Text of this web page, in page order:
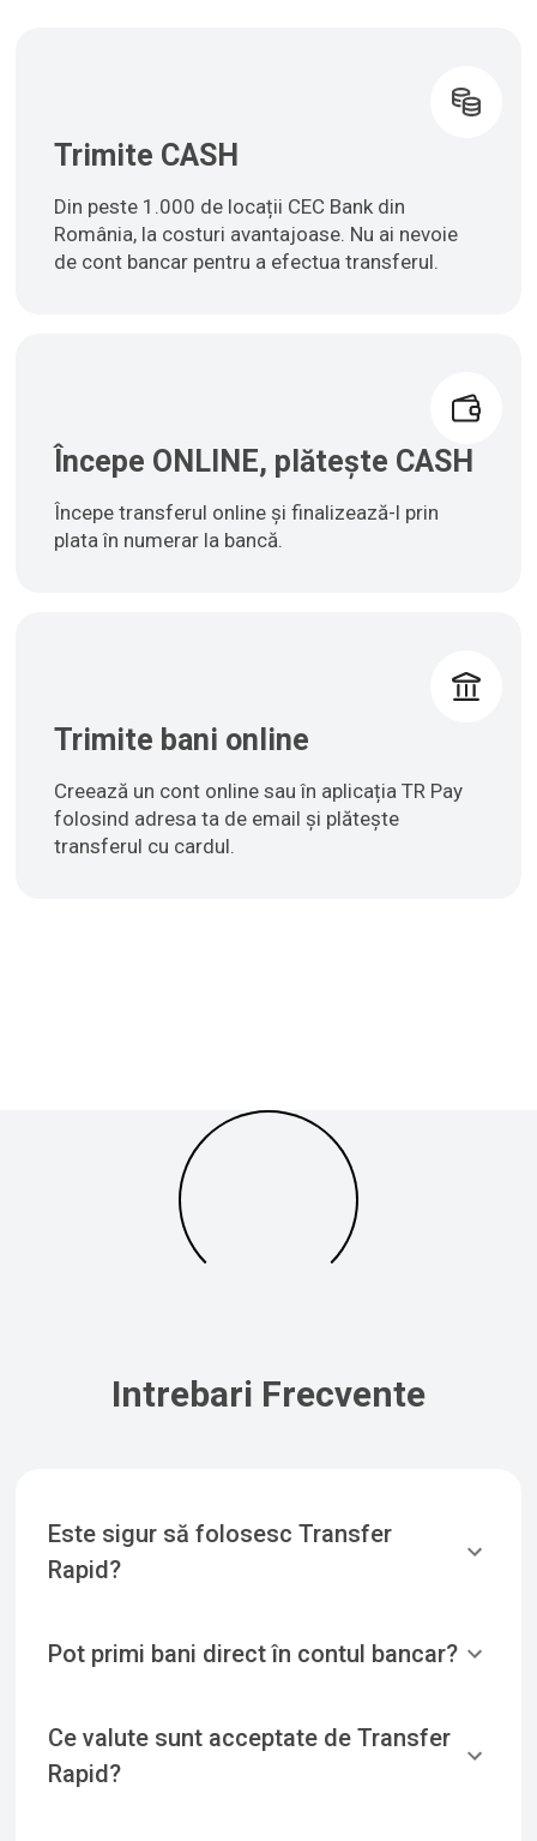
Trimite CASH
Din peste 1.000 de locații CEC Bank din
România, la costuri avantajoase. Nu ai nevoie
de cont bancar pentru a efectua transferul.
Începe ONLINE, plătește CASH
Începe transferul online și finalizează-l prin
plata în numerar la bancă.
Trimite bani online
Creează un cont online sau în aplicația TR Pay
folosind adresa ta de email și plătește
transferul cu cardul.
Intrebari Frecvente
Este sigur să folosesc Transfer
Rapid?
Pot primi bani direct în contul bancar?
Ce valute sunt acceptate de Transfer
Rapid?